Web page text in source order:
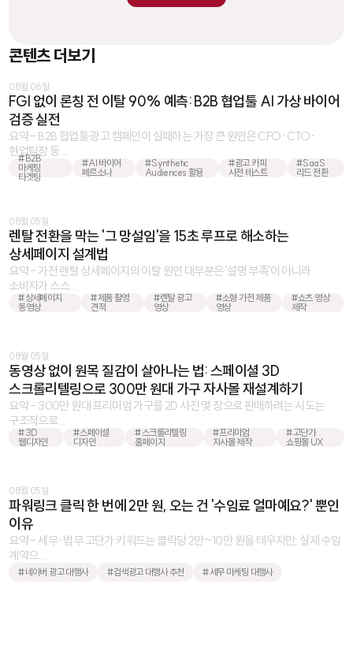
콘텐츠 더보기
08월 06일
FGI 없이 론칭 전 이탈 90% 예측: B2B 협업툴 AI 가상 바이어
검증 실전
요약 - B2B 협업툴 광고 캠페인이 실패하는 가장 큰 원인은 CFO·CTO·
현업팀장 등 ...
#B2B
마케팅
타겟팅
#AI 바이어
페르소나
#Synthetic
Audiences 활용
#광고 카피
사전 테스트
#SaaS
리드 전환
08월 05일
렌탈 전환을 막는 '그 망설임'을 15초 루프로 해소하는
상세페이지 설계법
요약 - 가전 렌탈 상세페이지의 이탈 원인 대부분은 '설명 부족'이 아니라
소비자가 스스 ...
#상세페이지
동영상
#제품 촬영
견적
#렌탈 광고
영상
#소형 가전 제품
영상
#쇼츠 영상
제작
08월 05일
동영상 없이 원목 질감이 살아나는 법: 스페이셜 3D
스크롤리텔링으로 300만 원대 가구 자사몰 재설계하기
요약 - 300만 원대 프리미엄 가구를 2D 사진 몇 장으로 판매하려는 시도는
구조적으로 ...
#3D
웹디자인
#스페이셜
디자인
#스크롤리텔링
홈페이지
#프리미엄
자사몰 제작
#고단가
쇼핑몰 UX
08월 05일
파워링크 클릭 한 번에 2만 원, 오는 건 '수임료 얼마예요?' 뿐인
이유
요약 - 세무·법무 고단가 키워드는 클릭당 2만~10만 원을 태우지만, 실제 수임
계약으 ...
#네이버 광고 대행사 #검색광고 대행사 추천 #세무 마케팅 대행사